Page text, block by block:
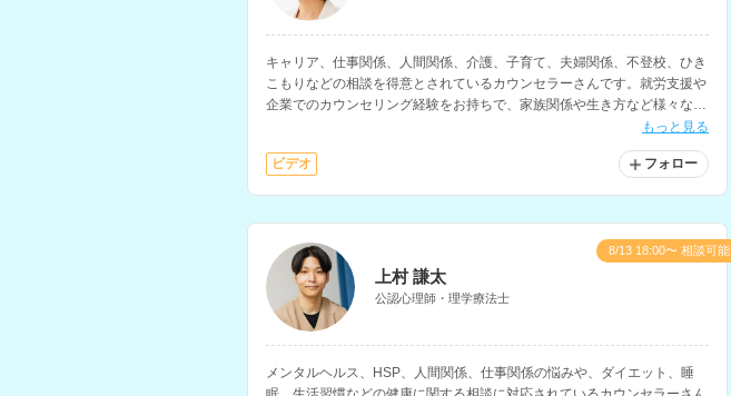
キャリア、仕事関係、人間関係、介護、子育て、夫婦関係、不登校、ひき
こもりなどの相談を得意とされているカウンセラーさんです。就労支援や
企業でのカウンセリング経験をお持ちで、家族関係や生き方など様々な相
もっと見る
ビデオ フォロー
上村 謙太
公認心理師・理学療法士
メンタルヘルス、HSP、人間関係、仕事関係の悩みや、ダイエット、睡
8/13 18:00〜 相談可能